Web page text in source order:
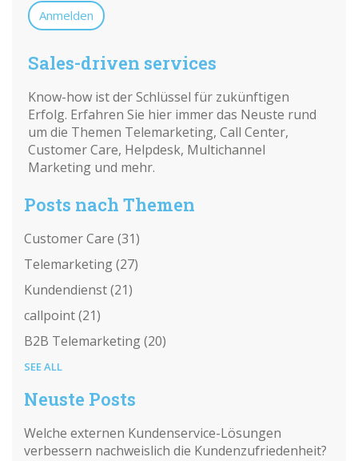
Sales-driven services
Know-how ist der Schlüssel für zukünftigen
Erfolg. Erfahren Sie hier immer das Neuste rund
um die Themen Telemarketing, Call Center,
Customer Care, Helpdesk, Multichannel
Marketing und mehr.
Posts nach Themen
Customer Care (31)
Telemarketing(27)
Kundendienst(21)
callpoint(21)
B2B Telemarketing(20)
SEE ALL
Neuste Posts
Welche externen Kundenservice-Lösungen
verbessern nachweislich die Kundenzufriedenheit?